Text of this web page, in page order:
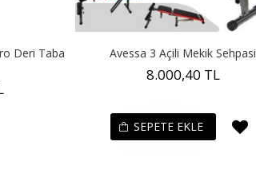
Deri Taba
Avessa 3 Açili Mekik Sehpasi
8.000,40 TL
SEPETE EKLE